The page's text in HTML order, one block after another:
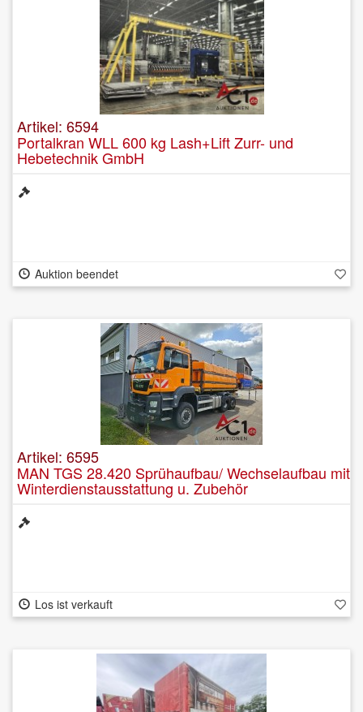
Artikel: 6594
Portalkran WLL 600 kg Lash+Lift Zurr- und
Hebetechnik GmbH
Auktion beendet
Artikel: 6595
MAN TGS 28.420 Sprühaufbau/ Wechselaufbau mit
Winterdienstausstattung u. Zubehör
Los ist verkauft